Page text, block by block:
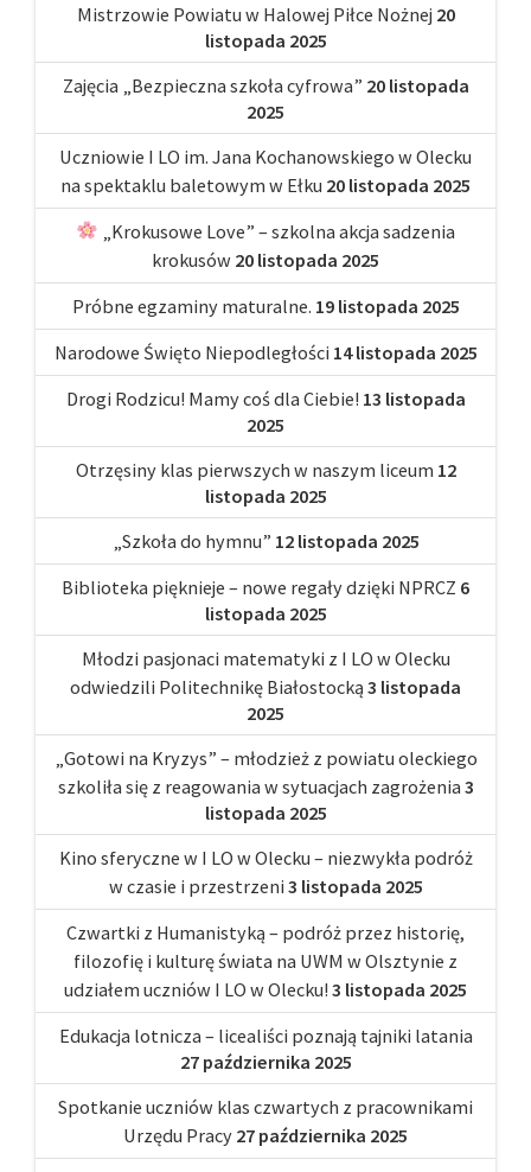
Mistrzowie Powiatu w Halowej Piłce Nożnej 20
listopada 2025
Zajęcia „Bezpieczna szkoła cyfrowa” 20 listopada
2025
Uczniowie I LO im. Jana Kochanowskiego w Olecku
na spektaklu baletowym w Ełku 20 listopada 2025
„Krokusowe Love” – szkolna akcja sadzenia
krokusów 20 listopada 2025
Próbne egzaminy maturalne. 19 listopada 2025
Narodowe Święto Niepodległości 14 listopada 2025
Drogi Rodzicu! Mamy coś dla Ciebie! 13 listopada
2025
Otrzęsiny klas pierwszych w naszym liceum 12
listopada 2025
„Szkoła do hymnu” 12 listopada 2025
Biblioteka pięknieje – nowe regały dzięki NPRCZ 6
listopada 2025
Młodzi pasjonaci matematyki z I LO w Olecku
odwiedzili Politechnikę Białostocką 3 listopada
2025
„Gotowi na Kryzys” – młodzież z powiatu oleckiego
szkoliła się z reagowania w sytuacjach zagrożenia 3
listopada 2025
Kino sferyczne w I LO w Olecku – niezwykła podróż
w czasie i przestrzeni 3 listopada 2025
Czwartki z Humanistyką – podróż przez historię,
filozofię i kulturę świata na UWM w Olsztynie z
udziałem uczniów I LO w Olecku! 3 listopada 2025
Edukacja lotnicza – licealiści poznają tajniki latania
27 października 2025
Spotkanie uczniów klas czwartych z pracownikami
Urzędu Pracy 27 października 2025